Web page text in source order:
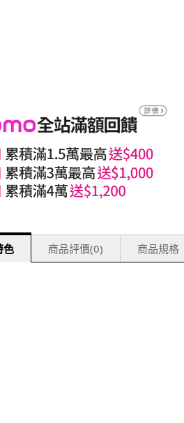
色 商品評價(0) 商品規格